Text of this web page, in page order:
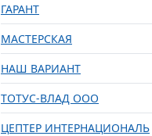
ГАРАНТ
МАСТЕРСКАЯ
НАШ ВАРИАНТ
ТОТУС-ВЛАД ООО
ЦЕПТЕР ИНТЕРНАЦИОНАЛЬ